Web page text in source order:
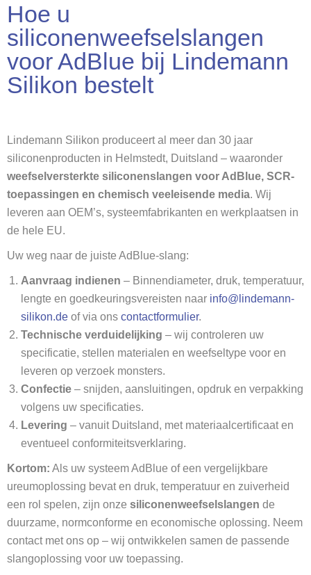
Hoe u
siliconenweefselslangen
voor AdBlue bij Lindemann
Silikon bestelt
Lindemann Silikon produceert al meer dan 30 jaar
siliconenproducten in Helmstedt, Duitsland – waaronder
weefselversterkte siliconenslangen voor AdBlue, SCR-
toepassingen en chemisch veeleisende media. Wij
leveren aan OEM’s, systeemfabrikanten en werkplaatsen in
de hele EU.
Uw weg naar de juiste AdBlue-slang:
Aanvraag indienen – Binnendiameter, druk, temperatuur,
lengte en goedkeuringsvereisten naar info@lindemann-
silikon.de of via ons contactformulier.
Technische verduidelijking – wij controleren uw
specificatie, stellen materialen en weefseltype voor en
leveren op verzoek monsters.
Confectie – snijden, aansluitingen, opdruk en verpakking
volgens uw specificaties.
Levering – vanuit Duitsland, met materiaalcertificaat en
eventueel conformiteitsverklaring.
Kortom: Als uw systeem AdBlue of een vergelijkbare
ureumoplossing bevat en druk, temperatuur en zuiverheid
een rol spelen, zijn onze siliconenweefselslangen de
duurzame, normconforme en economische oplossing. Neem
contact met ons op – wij ontwikkelen samen de passende
slangoplossing voor uw toepassing.